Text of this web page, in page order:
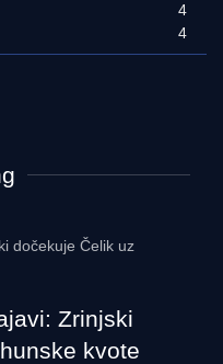
4
4
Zrinjski
kvote